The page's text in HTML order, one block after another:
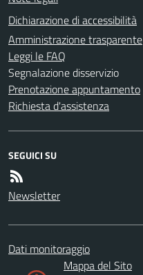
Dichiarazione di accessibilità
Amministrazione trasparente
Leggi le FAQ
Segnalazione disservizio
Prenotazione appuntamento
Richiesta d'assistenza
SEGUICI SU
Newsletter
Dati monitoraggio
Mappa del Sito